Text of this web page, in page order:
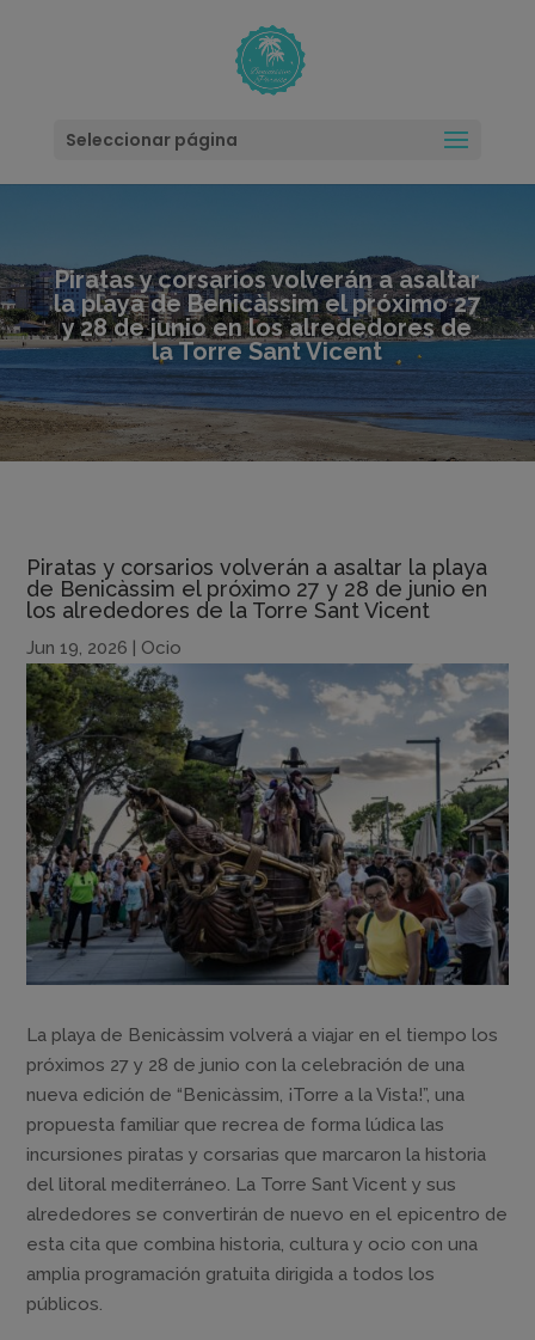
Seleccionar página
Piratas y corsarios volverán a asaltar
la playa de Benicàssim el próximo 27
y 28 de junio en los alrededores de
la Torre Sant Vicent
Piratas y corsarios volverán a asaltar la playa
de Benicàssim el próximo 27 y 28 de junio en
los alrededores de la Torre Sant Vicent
Jun 19, 2026 | Ocio
La playa de Benicàssim volverá a viajar en el tiempo los
próximos 27 y 28 de junio con la celebración de una
nueva edición de “Benicàssim, ¡Torre a la Vista!”, una
propuesta familiar que recrea de forma lúdica las
incursiones piratas y corsarias que marcaron la historia
del litoral mediterráneo. La Torre Sant Vicent y sus
alrededores se convertirán de nuevo en el epicentro de
esta cita que combina historia, cultura y ocio con una
amplia programación gratuita dirigida a todos los
públicos.